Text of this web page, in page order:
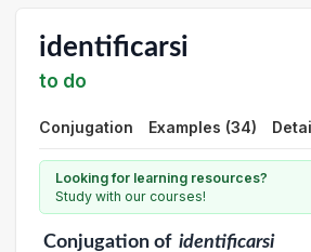
identificarsi
to do
Conjugation Examples (34)
Looking for learning resources?
Study with our courses!
Conjugationof identificarsi